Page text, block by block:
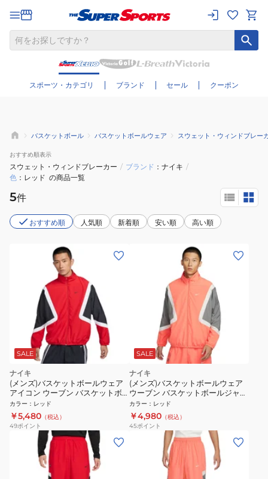
スポーツ・カテゴリ ブランド セール クーポン
さらに絞り込む
バスケットボール バスケットボールウェア スウェット・ウィンドブレー
おすすめ順表示
スウェット・ウィンドブレーカー / ブランド ナイキ /
色
レッド の商品一覧
5件
おすすめ順 人気順 新着順 安い順 高い順
SALE
ナイキ
(メンズ)バスケットボールウェア
アイコン ウーブン バスケットボ
ールジャケット FZ0249-657
カラー ： レッド
￥5,480 （税込）
49ポイント
SALE
ナイキ
(メンズ)バスケットボールウェア
ウーブン バスケットボールジャケ
ット FZ0249-643
カラー ： レッド
￥4,980 （税込）
45ポイント